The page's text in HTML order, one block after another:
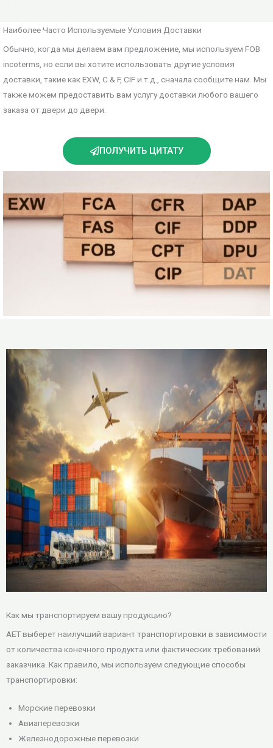
Наиболее Часто Используемые Условия Доставки
Обычно, когда мы делаем вам предложение, мы используем FOB
incoterms, но если вы хотите использовать другие условия
доставки, такие как EXW, C & F, CIF и т.д., сначала сообщите нам. Мы
также можем предоставить вам услугу доставки любого вашего
заказа от двери до двери.
ПОЛУЧИТЬ ЦИТАТУ
Как мы транспортируем вашу продукцию?
AET выберет наилучший вариант транспортировки в зависимости
от количества конечного продукта или фактических требований
заказчика. Как правило, мы используем следующие способы
транспортировки:
Морские перевозки
Авиаперевозки
Железнодорожные перевозки